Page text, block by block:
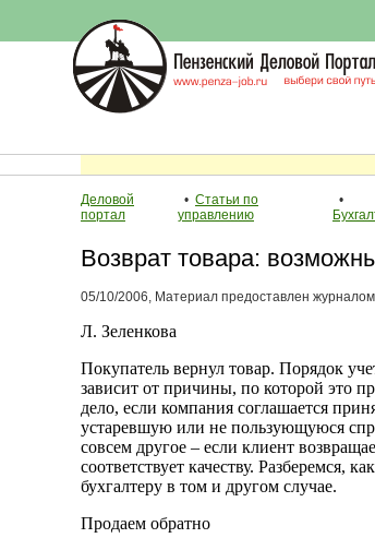
Деловой
портал
• Статьи по
управлению
•
Возврат товара:
05/10/2006, Материал предоставлен
Л. Зеленкова
Покупатель вернул товар. Порядок
зависит от причины, по которой это
дело, если компания соглашается
устаревшую или не пользующуюся
совсем другое – если клиент
соответствует качеству. Разберемся,
бухгалтеру в том и другом случае.
Продаем обратно